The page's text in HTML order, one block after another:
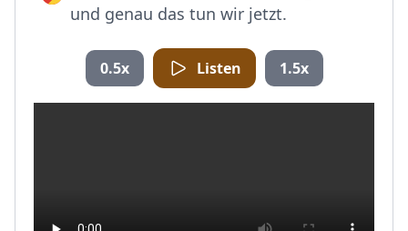
und genau das tun wir jetzt.
0.5x Listen 1.5x